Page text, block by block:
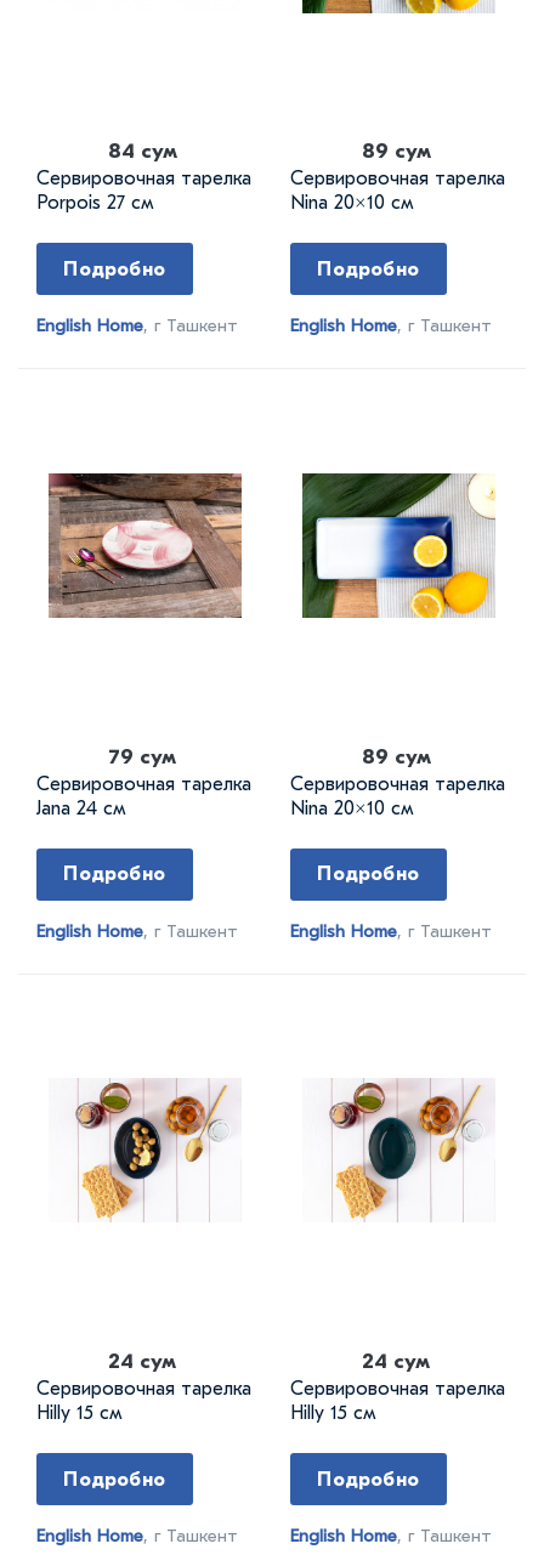
84 сум
Сервировочная тарелка
Porpois 27 см
Подробно
English Home, г Ташкент
89 сум
Сервировочная тарелка
Nina 20×10 см
Подробно
English Home, г Ташкент
79 сум
Сервировочная тарелка
Jana 24 см
Подробно
English Home, г Ташкент
89 сум
Сервировочная тарелка
Nina 20×10 см
Подробно
English Home, г Ташкент
24 сум
Сервировочная тарелка
Hilly 15 см
Подробно
English Home, г Ташкент
24 сум
Сервировочная тарелка
Hilly 15 см
Подробно
English Home, г Ташкент